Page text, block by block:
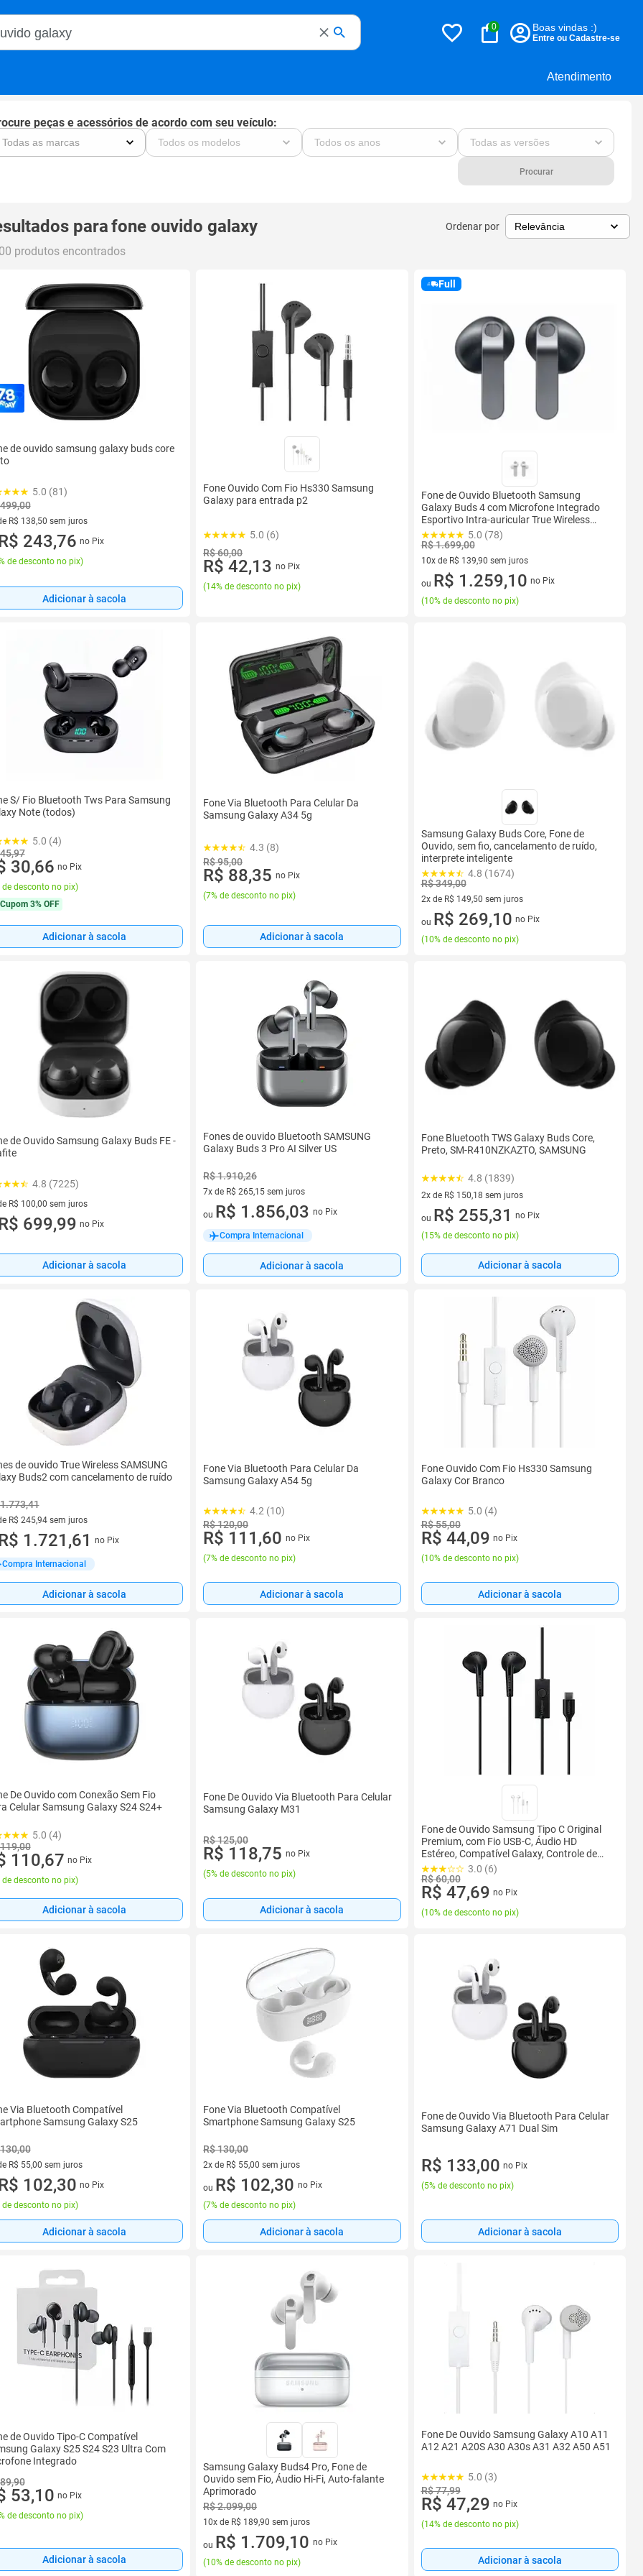
Atendimento
Magalu
0 Boas vindas :)
Entre ou Cadastre-se
peças e acessórios de acordo com seu veículo:
Procurar
parafone ouvido galaxy Ordenar por
produtos encontrados
de ouvido samsung galaxy buds core
5.0 (81)
R$ 138,50 sem juros
de R$ 138,50 sem juros
243,76 no Pix
de desconto no pix)
Adicionar à sacola
Fone Ouvido Com Fio Hs330 Samsung
Galaxy para entrada p2
5.0 (6)
R$ 60,00
R$ 42,13 no Pix
(14% de desconto no pix)
Full
Fone de Ouvido Bluetooth Samsung
Galaxy Buds 4 com Microfone Integrado
Esportivo Intra-auricular True Wireless
Preto
5.0 (78)
R$ 1.699,00
10x de R$ 139,90 sem juros
10 vez de R$ 139,90 sem juros
ou R$ 1.259,10 no Pix
(10% de desconto no pix)
S/ Fio Bluetooth Tws Para Samsung
Note (todos)
5.0 (4)
30,66 no Pix
de desconto no pix)
Cupom 3% OFF
Adicionar à sacola
Fone Via Bluetooth Para Celular Da
Samsung Galaxy A34 5g
4.3 (8)
R$ 95,00
R$ 88,35 no Pix
(7% de desconto no pix)
Adicionar à sacola
Samsung Galaxy Buds Core, Fone de
Ouvido, sem fio, cancelamento de ruído,
interprete inteligente
4.8 (1674)
R$ 349,00
2x de R$ 149,50 sem juros
2 vez de R$ 149,50 sem juros
ou R$ 269,10 no Pix
(10% de desconto no pix)
de Ouvido Samsung Galaxy Buds FE -
4.8 (7225)
R$ 100,00 sem juros
de R$ 100,00 sem juros
699,99 no Pix
Adicionar à sacola
Fones de ouvido Bluetooth SAMSUNG
Galaxy Buds 3 Pro AI Silver US
R$ 1.910,26
7x de R$ 265,15 sem juros
7 vez de R$ 265,15 sem juros
ou R$ 1.856,03 no Pix
Compra Internacional
Adicionar à sacola
Fone Bluetooth TWS Galaxy Buds Core,
Preto, SM-R410NZKAZTO, SAMSUNG
4.8 (1839)
2x de R$ 150,18 sem juros
2 vez de R$ 150,18 sem juros
ou R$ 255,31
no Pix
(15% de desconto no pix)
Adicionar à sacola
de ouvido True Wireless SAMSUNG
Buds2 com cancelamento de ruído
R$ 245,94 sem juros
de R$ 245,94 sem juros
1.721,61 no Pix
Compra Internacional
Adicionar à sacola
Fone Via Bluetooth Para Celular Da
Samsung Galaxy A54 5g
4.2 (10)
R$ 120,00
R$ 111,60 no Pix
(7% de desconto no pix)
Adicionar à sacola
Fone Ouvido Com Fio Hs330 Samsung
Galaxy Cor Branco
5.0 (4)
R$ 55,00
R$ 44,09 no Pix
(10% de desconto no pix)
Adicionar à sacola
De Ouvido com Conexão Sem Fio
Celular Samsung Galaxy S24 S24+
5.0 (4)
110,67 no Pix
de desconto no pix)
Adicionar à sacola
Fone De Ouvido Via Bluetooth Para Celular
Samsung Galaxy M31
R$ 125,00
R$ 118,75 no Pix
(5% de desconto no pix)
Adicionar à sacola
Fone de Ouvido Samsung Tipo C Original
Premium, com Fio USB-C, Áudio HD
Estéreo, Compatível Galaxy, Controle de
volume
3.0 (6)
R$ 60,00
R$ 47,69 no Pix
(10% de desconto no pix)
Via Bluetooth Compatível
Samsung Galaxy S25
R$ 55,00 sem juros
de R$ 55,00 sem juros
102,30 no Pix
de desconto no pix)
Adicionar à sacola
Fone Via Bluetooth Compatível
Smartphone Samsung Galaxy S25
R$ 130,00
2x de R$ 55,00 sem juros
2 vez de R$ 55,00 sem juros
ou R$ 102,30 no Pix
(7% de desconto no pix)
Adicionar à sacola
Fone de Ouvido Via Bluetooth Para Celular
Samsung Galaxy A71 Dual Sim
R$ 133,00 no Pix
(5% de desconto no pix)
Adicionar à sacola
de Ouvido Tipo-C Compatível
Galaxy S25 S24 S23 Ultra Com
Integrado
53,10 no Pix
de desconto no pix)
Adicionar à sacola
Samsung Galaxy Buds4 Pro, Fone de
Ouvido sem Fio, Áudio Hi-Fi, Auto-falante
Aprimorado
R$ 2.099,00
10x de R$ 189,90 sem juros
10 vez de R$ 189,90 sem juros
ou R$ 1.709,10 no Pix
(10% de desconto no pix)
Fone De Ouvido Samsung Galaxy A10 A11
A12 A21 A20S A30 A30s A31 A32 A50 A51
5.0 (3)
R$ 77,99
R$ 47,29 no Pix
(14% de desconto no pix)
Adicionar à sacola